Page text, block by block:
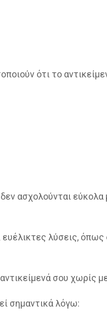
ότι το
δεν ασχολούνται
λύσεις,
σου χωρίς
σημαντικά λόγω: